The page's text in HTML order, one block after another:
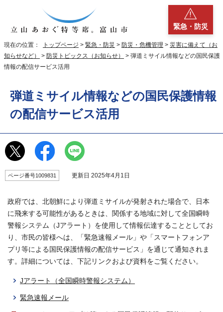
緊急・防災
現在の位置： トップページ > 緊急・防災 > 防災・危機管理 > 災害に備えて（お
知らせなど）
> 防災トピックス（お知らせ）
> 弾道ミサイル情報などの国民保護
情報の配信サービス活用
弾道ミサイル情報などの国民保護情報
の配信サービス活用
ページ番号1009831 更新日 2025年4月1日
政府では、北朝鮮により弾道ミサイルが発射された場合で、日本
に飛来する可能性があるときは、関係する地域に対して全国瞬時
警報システム（Jアラート）を使用して情報伝達することとしてお
り、市民の皆様へは、「緊急速報メール」や「スマートフォンア
プリ等による国民保護情報の配信サービス」を通じて通知されま
す。詳細については、下記リンクおよび資料をご覧ください。
Jアラート（全国瞬時警報システム）
緊急速報メール